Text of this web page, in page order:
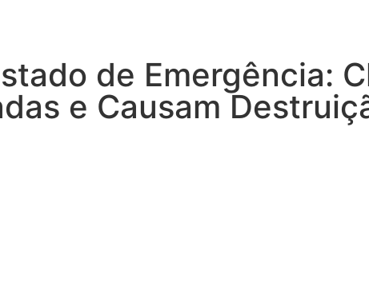
de Emergência:
e Causam